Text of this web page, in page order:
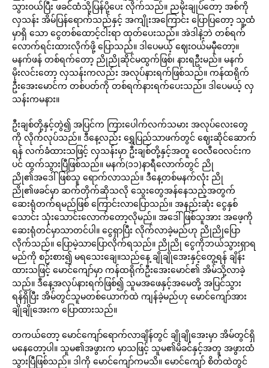
သွားဝယ်ပြီး ဖခင်ထံသို့ပြန်ပို့ပေး လိုက်သည်။ ညမိုးချုပ်တော့ အစ်ကို
လှသန်း အိမ်ပြန်ရောက်သည်နှင့် အကျိုးအကြောင်း ပြောပြတော့ သူ့ထံ
မှာရှိ သော ငွေတစ်ထောင့်ငါးရာ ထုတ်ပေးသည်။ အဲဒါနဲ့ဘဲ တစ်ရက်
လောက်ရင်းထားလိုက်ဖို့ ပြောသည်။ ဒါပေမယ့် ဈေးဝယ်မမှီတော့။
မနက်ဖန် တစ်ရက်တော့ ညိုညိုဆိုင်မထွက်ဖြစ်၊ နားရဦးမည်။ မနက်
မိုးလင်းတော့ လှသန်းကလည်း အလုပ်နားရက်ဖြစ်သည်။ ကန်ထရိုက်
ဦးအေးမောင်က တစ်ပတ်ကို တစ်ရက်နားရက်ပေးသည်။ ဒါပေမယ့် လှ
သန်းကမနား။
ဦးချစ်တို့နှင့်တွဲ၍ အပြင်က ကြားပေါက်လက်သမား အလုပ်လေးတွေ
ကို လိုက်လုပ်သည်။ ဒီနေ့လည်း ရွှေပြည်သာဖက်တွင် ဈေးဆိုင်ဆောက်
ရန် လက်ခံထားသဖြင့် လှသန်းမှာ ဦးချစ်တို့နှင့်အတူ ဝေလီဝေလင်းက
ပင် ထွက်သွားပြီဖြစ်သည်။ မနက်(၁၁)နာရီလောက်တွင် ညို
ညို၏အဒေါ်ဖြစ်သူ ရောက်လာသည်။ ဒီနေ့တစ်မနက်လုံး ညို
ညို၏ဖခင်မှာ ဆက်တိုက်ဆိုသလို သွေးတွေအန်နေသည့်အတွက်
ဆေးရုံတက်ရမည်ဖြစ် ကြောင်းလာပြောသည်။ အနည်းဆုံး ငွေနှစ်
သောင်း သုံးသောင်းလောက်တော့လိုမည်။ အဒေါ်ဖြစ်သူအား အဖေ့ကို
ဆေးရုံတင်မှာသာတင်ပါ။ ငွေရှာပြီး လိုက်လာခဲ့မည်ဟု ညိုညိုပြော
လိုက်သည်။ ပြောမဲ့သာပြောလိုက်ရသည်။ ညိုညို ငွေကိုဘယ်သွားရှာရ
မည်ကို စဉ်းစား၍ မရသေးချေ။သည်နေ့ ချိုချိုအေးနှင့်တွေ့ရန် ချိန်း
ထားသဖြင့် မောင်ကျော်မှာ ကန်ထရိုက်ဦးအေးမောင်၏ အိမ်သို့လာခဲ့
သည်။ ဒီနေ့အလုပ်နားရက်ဖြစ်၍ သူမအဖေနှင့်အမေတို့ အပြင်သွား
ရန်ရှိပြီး အိမ်တွင်သူမတစ်ယောက်ထဲ ကျန်ခဲ့မည်ဟု မောင်ကျော်အား
ချိုချိုအေးက ပြောထားသည်။
တကယ်တော့ မောင်ကျော်ရောက်လာချိန်တွင် ချိုချိုအေးမှာ အိမ်တွင်ရှိ
မနေတော့ပါ။ သူမ၏အဖွားက မှာသဖြင့် သူမ၏မိခင်နှင့်အတူ အဖွားထံ
သွားပြီဖြစ်သည်။ ဒါကို မောင်ကျော်ကမသိ။ မောင်ကျော် စိတ်ထဲတွင်